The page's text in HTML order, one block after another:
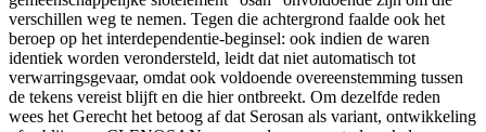
verschillen weg te nemen. Tegen die achtergrond faalde ook het
beroep op het interdependentie-beginsel: ook indien de waren
identiek worden verondersteld, leidt dat niet automatisch tot
verwarringsgevaar, omdat ook voldoende overeenstemming tussen
de tekens vereist blijft en die hier ontbreekt. Om dezelfde reden
wees het Gerecht het betoog af dat Serosan als variant, ontwikkeling